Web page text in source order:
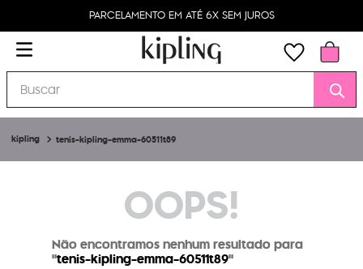
PARCELAMENTO EM ATÉ 6X SEM JUROS
Buscar
tenis-kipling-emma-60511t89
OOPS!
Não encontramos nenhum resultado para
"tenis-kipling-emma-60511t89"